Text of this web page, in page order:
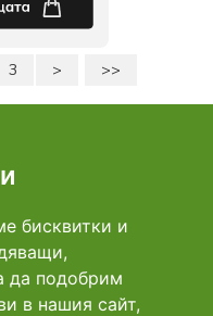
бисквитки и
да подобрим
в нашия сайт,
3 > >>
Груев"№1Б
ina.com